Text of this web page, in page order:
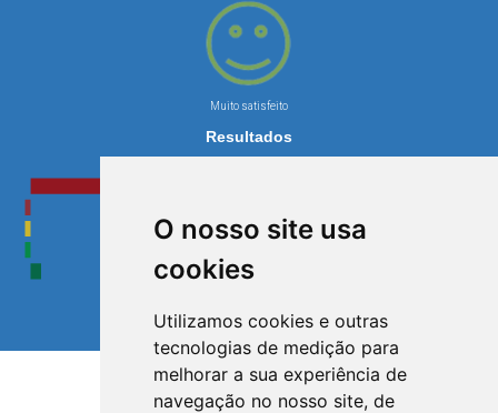
O nosso site usa
cookies
Utilizamos cookies e outras
tecnologias de medição para
melhorar a sua experiência de
navegação no nosso site, de
Muito satisfeito
Resultados